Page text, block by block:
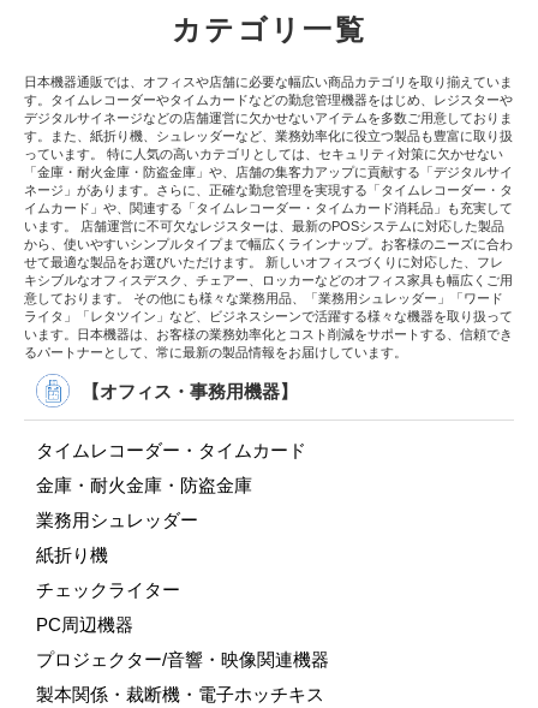
カテゴリ一覧
日本機器通販では、オフィスや店舗に必要な幅広い商品カテゴリを取り揃えていま
す。タイムレコーダーやタイムカードなどの勤怠管理機器をはじめ、レジスターや
デジタルサイネージなどの店舗運営に欠かせないアイテムを多数ご用意しておりま
す。また、紙折り機、シュレッダーなど、業務効率化に役立つ製品も豊富に取り扱
っています。 特に人気の高いカテゴリとしては、セキュリティ対策に欠かせない
「金庫・耐火金庫・防盗金庫」や、店舗の集客力アップに貢献する「デジタルサイ
ネージ」があります。さらに、正確な勤怠管理を実現する「タイムレコーダー・タ
イムカード」や、関連する「タイムレコーダー・タイムカード消耗品」も充実して
います。 店舗運営に不可欠なレジスターは、最新のPOSシステムに対応した製品
から、使いやすいシンプルタイプまで幅広くラインナップ。お客様のニーズに合わ
せて最適な製品をお選びいただけます。 新しいオフィスづくりに対応した、フレ
キシブルなオフィスデスク、チェアー、ロッカーなどのオフィス家具も幅広くご用
意しております。 その他にも様々な業務用品、「業務用シュレッダー」「ワード
ライタ」「レタツイン」など、ビジネスシーンで活躍する様々な機器を取り扱って
います。日本機器は、お客様の業務効率化とコスト削減をサポートする、信頼でき
るパートナーとして、常に最新の製品情報をお届けしています。
【オフィス・事務用機器】
タイムレコーダー・タイムカード
金庫・耐火金庫・防盗金庫
業務用シュレッダー
紙折り機
チェックライター
PC周辺機器
プロジェクター/音響・映像関連機器
製本関係・裁断機・電子ホッチキス